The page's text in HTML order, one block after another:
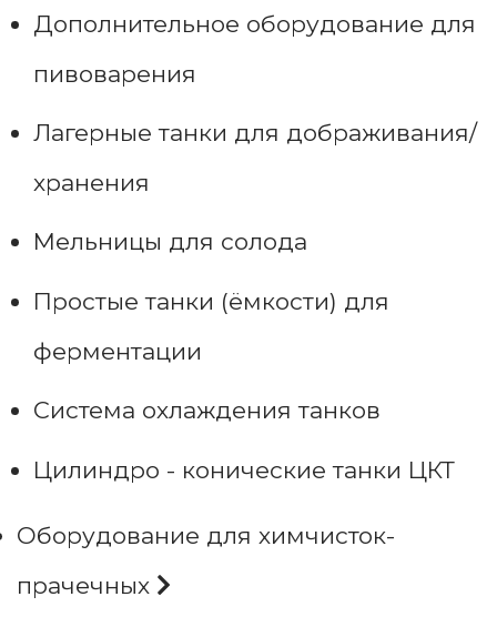
Дополнительное оборудование для
пивоварения
Лагерные танки для дображивания/
хранения
Мельницы для солода
Простые танки (ёмкости) для
ферментации
Система охлаждения танков
Цилиндро - конические танки ЦКТ
Оборудование для химчисток-
прачечных